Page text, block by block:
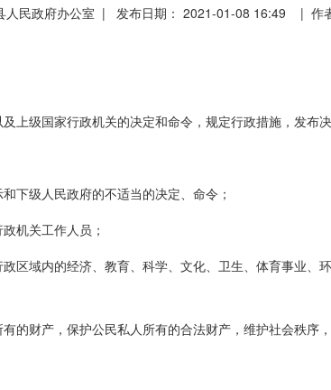
人民政府办公室 | 发布日期： 2021-01-08 16:49 | 作
级国家行政机关的决定和命令，规定行政措施，发布决
级人民政府的不适当的决定、命令；
机关工作人员；
域内的经济、教育、科学、文化、卫生、体育事业、
财产，保护公民私人所有的合法财产，维护社会秩序